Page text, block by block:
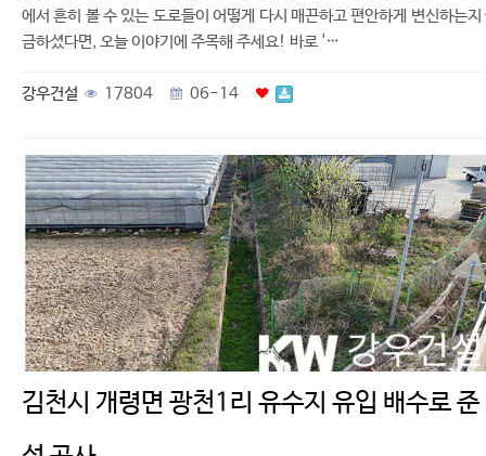
에서 흔히 볼 수 있는 도로들이 어떻게 다시 매끈하고 편안하게 변신하는지
금하셨다면, 오늘 이야기에 주목해 주세요! 바로 '…
강우건설 17804 06-14
김천시 개령면 광천1리 유수지 유입 배수로 준